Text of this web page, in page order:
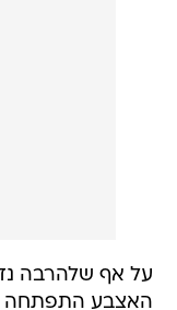
על אף שלהרבה
האצבע התפתחה